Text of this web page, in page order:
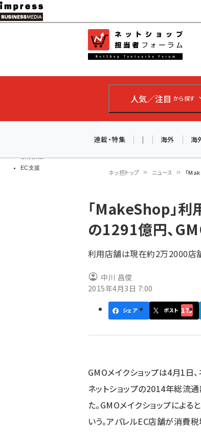
メ
イ
ン
ツ
移
教育講座
EC支援
ネ
人気／注目 から探す
連載・特集 | 海外 海
ン
く
ず
ネッ担トップ ニュース 「
「MakeShop」
の1291億円、
利用店舗は現在約2万2000店
中川 昌俊
2015年4月3日 7:00
シェア ポスト 173
GMOメイクショップは4月1日
ネットショップの2014年総流
た。GMOメイクショップによると
いう。アパレルEC店舗が消費